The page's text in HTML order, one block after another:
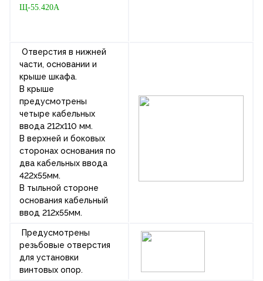
Щ-55.420А
Отверстия в нижней
части, основании и
крыше шкафа.
В крыше
предусмотрены
четыре кабельных
ввода 212х110 мм.
В верхней и боковых
сторонах основания по
два кабельных ввода
422х55мм.
В тыльной стороне
основания кабельный
ввод 212х55мм.
Предусмотрены
резьбовые отверстия
для установки
винтовых опор.